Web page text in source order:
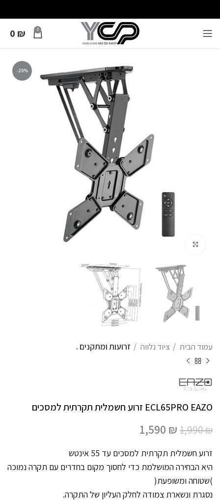
0
0 ₪
-20%
עמוד הבית ציוד נלווה זרועות ומתקנים .
ECL65PRO EAZO זרוע חשמלית תקרתית למסכים
1,990₪
1,590 ₪
זרוע חשמלית תקרתית למסכים עד 55 אינטש
היא הבחירה המושלמת כדי לחסוך מקום בחדרים עם תקרה נמוכה
)שטוחה ומשופעת(
נסגרת ונשארת צמודה לחלק העליון של התקרה.